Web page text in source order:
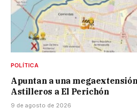
POLÍTICA
Apuntan a una
Astilleros a El Perichón
9 de agosto de 2026